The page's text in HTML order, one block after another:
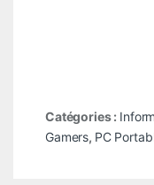
Catégories :
Gamers, PC